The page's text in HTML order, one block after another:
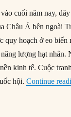
cuối năm nay,
Châu Á bên ngoài
quy hoạch ở eo
lượng hạt nhân.
kinh tế. Cuộc
hội.Continue